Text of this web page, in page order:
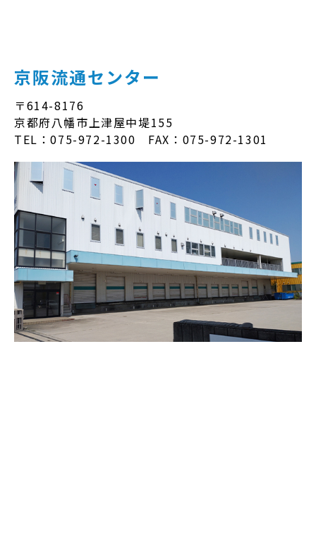
京阪流通センター
〒614-8176
京都府八幡市上津屋中堤155
TEL：075-972-1300 FAX：075-972-1301